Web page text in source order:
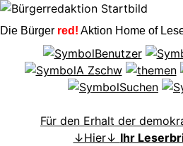
Die Bürger red! Aktion Home of
Für den Erhalt der
↓Hier↓ Ihr